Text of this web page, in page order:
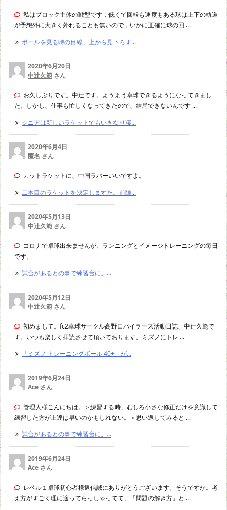
私はブロック主体の戦型です．低くて回転も速度もある球は上下の軌道
が予想外に大きく外れることも無いので，いかに正確に球の回 ...
ボールを見る時の目線、上から見下ろす...
2020年6月20日
中辻久範 さん
お久しぶりです。中辻です。ようよう卓球できるようになってきまし
た。しかし、仕事も忙しくなってきたので、結局できないんです ...
シニアは新しいラケットでもいきなり凄...
2020年6月4日
匿名 さん
カットラケットに、中国ラバーいいですよ。
二本目のラケットを決定しますた。前陣...
2020年5月13日
中辻久範 さん
コロナで卓球出来ませんが、ランニングとイメージトレーニングの毎日
です。
試合があるとの事で練習台に。...
2020年5月12日
中辻久範 さん
初めまして。fc2卓球サークル高野口パイラーズ活動日誌、中辻久範で
す。いつも楽しく拝読させて頂いております。ミズノにトレ ...
「ミズノ トレーニングボール 40+」が...
2019年6月24日
Ace さん
管理人様こんにちは。＞練習する時、むしろ小さな修正だけを意識して
練習した方が上達は早いのかもしれない。＞思い返してみると ...
試合があるとの事で練習台に。...
2019年6月24日
Ace さん
レベル１卓球初心者様返信誠にありがとうございます。そうですか。考
え方がすごく理に適ってらっしゃってて、「問題の解き方」と ...